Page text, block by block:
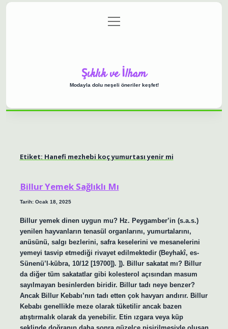
Gizlilik Politikası
menüyü
aç
Şıklık ve İlham
Modayla dolu neşeli öneriler keşfet!
Etiket: Hanefi mezhebi koç yumurtası yenir mi
Billur Yemek Sağlıklı Mı
Tarih: Ocak 18, 2025
Billur yemek dinen uygun mu? Hz. Peygamber’in (s.a.s.)
yenilen hayvanların tenasül organlarını, yumurtalarını,
anüsünü, salgı bezlerini, safra keselerini ve mesanelerini
yemeyi tasvip etmediği rivayet edilmektedir (Beyhakî, es-
Sünenü’l-kübra, 10/12 [19700]). ]). Billur sakatat mı? Billur
da diğer tüm sakatatlar gibi kolesterol açısından masum
sayılmayan besinlerden biridir. Billur tadı neye benzer?
Ancak Billur Kebabı’nın tadı etten çok havyarı andırır. Billur
Kebabı genellikle meze olarak tüketilir ancak bazen
atıştırmalık olarak da yenebilir. Etin ızgara veya küp